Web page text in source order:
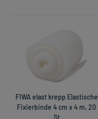
FIWA elast krepp Elastische
Fixierbinde 4 cm x 4 m, 20
St